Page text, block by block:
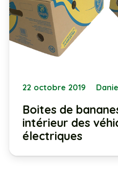
22 octobre 2019
Boites de
intérieur des
électriques